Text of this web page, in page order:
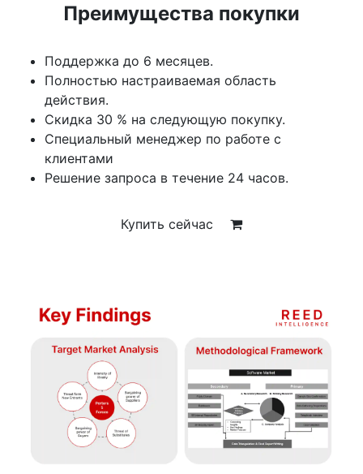
Преимущества покупки
Поддержка до 6 месяцев.
Полностью настраиваемая область
действия.
Скидка 30 % на следующую покупку.
Специальный менеджер по работе с
клиентами
Решение запроса в течение 24 часов.
Купить сейчас